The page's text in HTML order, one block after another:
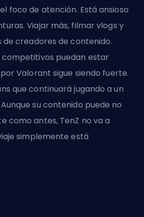
foco de atención. Está ansioso
Viajar más, filmar vlogs y
de creadores de contenido.
competitivos puedan estar
Valorant sigue siendo fuerte.
que continuará jugando a un
su contenido puede no
como antes, TenZ no va a
simplemente está